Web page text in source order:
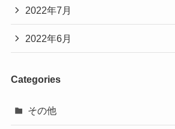
2022年7月
2022年6月
Categories
その他